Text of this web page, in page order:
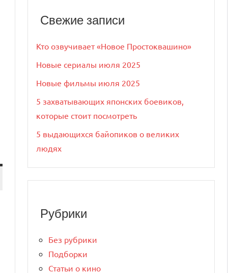
Свежие записи
Кто озвучивает «Новое Простоквашино»
Новые сериалы июля 2025
Новые фильмы июля 2025
5 захватывающих японских боевиков,
которые стоит посмотреть
5 выдающихся байопиков о великих
людях
Рубрики
Без рубрики
Подборки
Статьи о кино